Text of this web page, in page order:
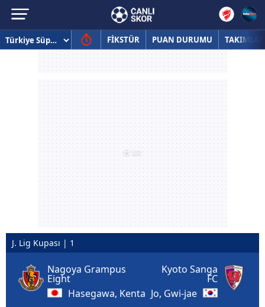
FİKSTÜR PUAN DURUMU TAKIMLAR
J. Lig Kupası | 1
Nagoya Grampus
Eight
Hasegawa, Kenta
Kyoto Sanga
FC
Jo, Gwi-jae